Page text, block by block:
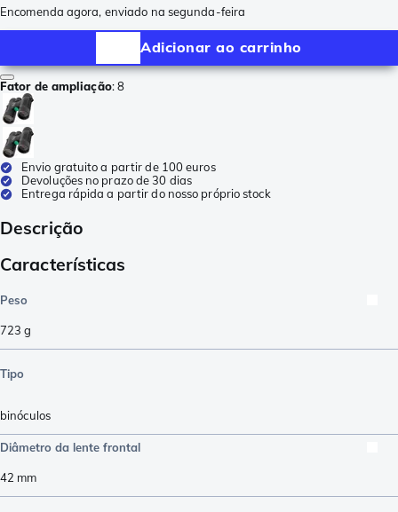
Encomenda agora, enviado na segunda-feira
Adicionar ao carrinho
Fator de ampliação:8
Envio gratuito a partir de 100 euros
Devoluções no prazo de 30 dias
Entrega rápida a partir do nosso próprio stock
Descrição
Características
Peso
723 g
Tipo
binóculos
Diâmetro da lente frontal
42 mm